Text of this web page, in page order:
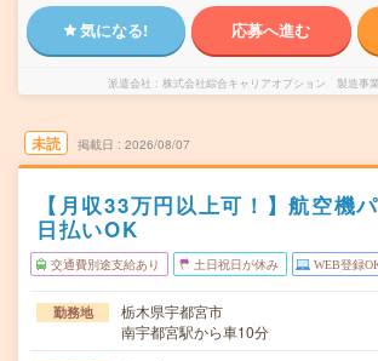
気になる! 応募へ進む
派遣会社 株式会社綜合キャリアオプション 製造事業
未読 掲載日 2026/08/07
【月収33万円以上可！】航空機
日払いOK
交通費別途支給あり 土日祝日が休み WEB登録
勤務地
栃木県宇都宮市
南宇都宮駅から車10分